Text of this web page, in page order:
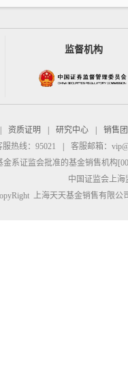
监督机构
资质证明 研究中心
销售
热线：95021
客服邮箱：
金系证监会批准的基金销售机构
中国证监会上
上海天天基金销售有限